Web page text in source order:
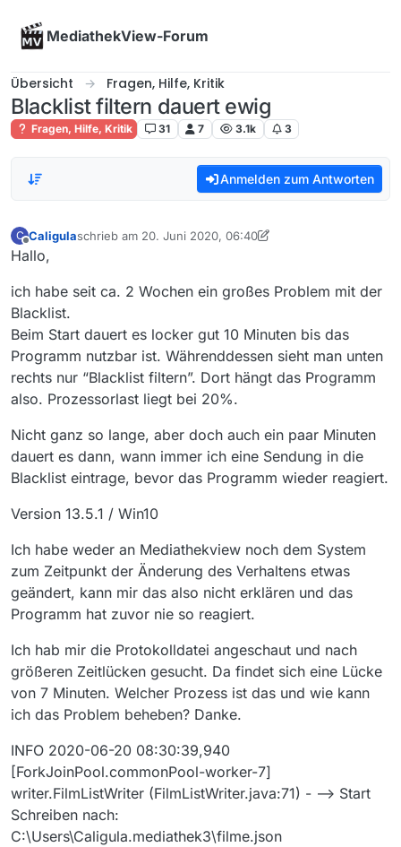
MediathekView-Forum
Übersicht Fragen, Hilfe, Kritik
Blacklist filtern dauert ewig
Fragen, Hilfe, Kritik 31 7 3.1k 3
Anmelden zum Antworten
C
Offline
Caligulaschrieb am 20. Juni 2020, 06:40
zuletzt editiert von Caligula
Hallo,
ich habe seit ca. 2 Wochen ein großes Problem mit der
Blacklist.
Beim Start dauert es locker gut 10 Minuten bis das
Programm nutzbar ist. Währenddessen sieht man unten
rechts nur “Blacklist filtern”. Dort hängt das Programm
also. Prozessorlast liegt bei 20%.
Nicht ganz so lange, aber doch auch ein paar Minuten
dauert es dann, wann immer ich eine Sendung in die
Blacklist eintrage, bevor das Programm wieder reagiert.
Version 13.5.1 / Win10
Ich habe weder an Mediathekview noch dem System
zum Zeitpunkt der Änderung des Verhaltens etwas
geändert, kann mir das also nicht erklären und das
Programm hat zuvor nie so reagiert.
Ich hab mir die Protokolldatei angeschaut und nach
größeren Zeitlücken gesucht. Da findet sich eine Lücke
von 7 Minuten. Welcher Prozess ist das und wie kann
ich das Problem beheben? Danke.
INFO 2020-06-20 08:30:39,940
[ForkJoinPool.commonPool-worker-7]
writer.FilmListWriter (FilmListWriter.java:71) - --> Start
Schreiben nach:
C:\Users\Caligula.mediathek3\filme.json